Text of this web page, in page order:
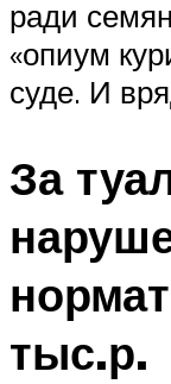
ради
«опиум
суде. И
За
тыс.р.